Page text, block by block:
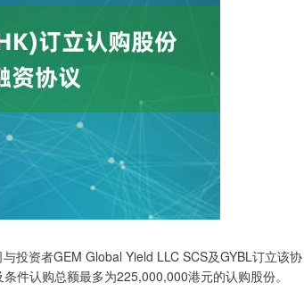
投资者GEM Global Yield LLC SCS及GYBL订立该协
件认购总额最多为225,000,000港元的认购股份。